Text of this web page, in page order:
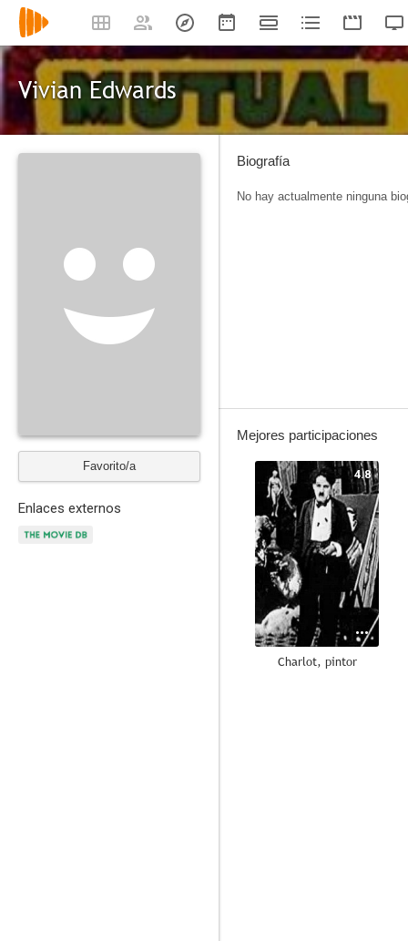
Vivian Edwards
Favorito/a
Enlaces externos
Biografía
No hay actualmente ninguna
Mejores participaciones
4.8
Charlot, pintor